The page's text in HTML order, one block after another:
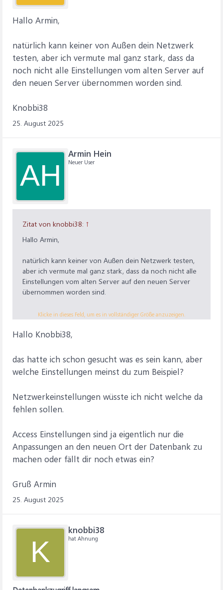
Hallo Armin,
natürlich kann keiner von Außen dein Netzwerk
testen, aber ich vermute mal ganz stark, dass da
noch nicht alle Einstellungen vom alten Server auf
den neuen Server übernommen worden sind.
Knobbi38
25. August 2025
AH
Armin Hein
Neuer User
Zitat von knobbi38: ↑
Hallo Armin,
natürlich kann keiner von Außen dein Netzwerk testen,
aber ich vermute mal ganz stark, dass da noch nicht alle
Einstellungen vom alten Server auf den neuen Server
übernommen worden sind.
Knobbi38
Klicke in dieses Feld, um es in vollständiger Größe anzuzeigen.
Hallo Knobbi38,
das hatte ich schon gesucht was es sein kann, aber
welche Einstellungen meinst du zum Beispiel?
Netzwerkeinstellungen wüsste ich nicht welche da
fehlen sollen.
Access Einstellungen sind ja eigentlich nur die
Anpassungen an den neuen Ort der Datenbank zu
machen oder fällt dir noch etwas ein?
Gruß Armin
25. August 2025
K
knobbi38
hat Ahnung